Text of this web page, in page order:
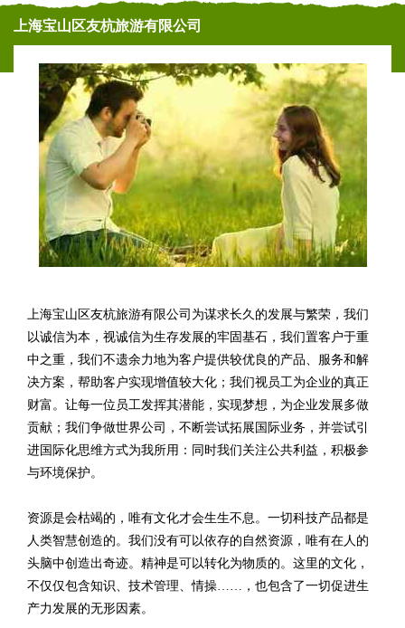
上海宝山区友杭旅游有限公司
上海宝山区友杭旅游有限公司为谋求长久的发展与繁荣，我们
以诚信为本，视诚信为生存发展的牢固基石，我们置客户于重
中之重，我们不遗余力地为客户提供较优良的产品、服务和解
决方案，帮助客户实现增值较大化；我们视员工为企业的真正
财富。让每一位员工发挥其潜能，实现梦想，为企业发展多做
贡献；我们争做世界公司，不断尝试拓展国际业务，并尝试引
进国际化思维方式为我所用：同时我们关注公共利益，积极参
与环境保护。
资源是会枯竭的，唯有文化才会生生不息。一切科技产品都是
人类智慧创造的。我们没有可以依存的自然资源，唯有在人的
头脑中创造出奇迹。精神是可以转化为物质的。这里的文化，
不仅仅包含知识、技术管理、情操……，也包含了一切促进生
产力发展的无形因素。